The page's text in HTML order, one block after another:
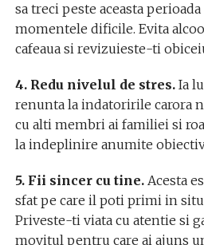
sa treci peste aceasta
momentele dificile. Evita
cafeaua si revizuieste-ti
4. Redu nivelul de stres.Ia
renunta la indatoririle carora
cu alti membri ai familiei si
la indeplinire anumite
5. Fii sincer cu tine.Acesta
sfat pe care il poti primi in
Priveste-ti viata cu atentie si
movitul pentru care ai ajuns